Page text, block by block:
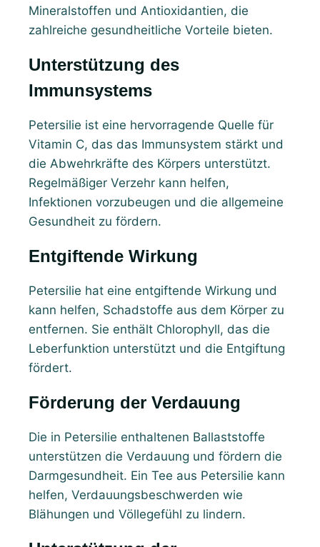
Mineralstoffen und Antioxidantien, die
zahlreiche gesundheitliche Vorteile bieten.
Unterstützung des
Immunsystems
Petersilie ist eine hervorragende Quelle für
Vitamin C, das das Immunsystem stärkt und
die Abwehrkräfte des Körpers unterstützt.
Regelmäßiger Verzehr kann helfen,
Infektionen vorzubeugen und die allgemeine
Gesundheit zu fördern.
Entgiftende Wirkung
Petersilie hat eine entgiftende Wirkung und
kann helfen, Schadstoffe aus dem Körper zu
entfernen. Sie enthält Chlorophyll, das die
Leberfunktion unterstützt und die Entgiftung
fördert.
Förderung der Verdauung
Die in Petersilie enthaltenen Ballaststoffe
unterstützen die Verdauung und fördern die
Darmgesundheit. Ein Tee aus Petersilie kann
helfen, Verdauungsbeschwerden wie
Blähungen und Völlegefühl zu lindern.